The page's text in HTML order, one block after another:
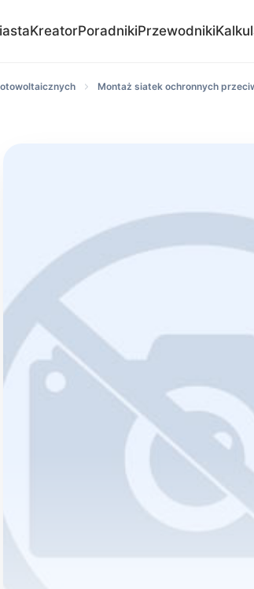
KreatorPoradnikiPrzewodniki
Montaż siatek ochronnych